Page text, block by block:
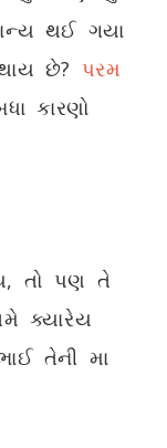
થઈ ગયા
છે? પરમ
કારણો
તો પણ તે
ક્યારેય
તેની મા